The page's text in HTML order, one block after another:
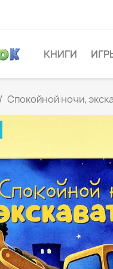
КНИГИ
Спокойной ночи,